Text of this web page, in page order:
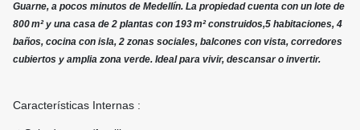
Guarne, a pocos minutos de Medellín. La propiedad cuenta con un lote de
800 m² y una casa de 2 plantas con 193 m² construidos,5 habitaciones, 4
baños, cocina con isla, 2 zonas sociales, balcones con vista, corredores
cubiertos y amplia zona verde. Ideal para vivir, descansar o invertir.
Características Internas :